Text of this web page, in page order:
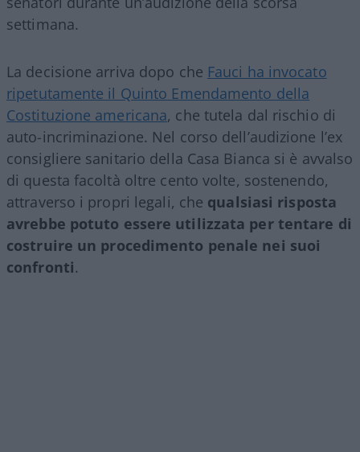
settimana.
La decisione arriva dopo che Fauci ha invocato
ripetutamente il Quinto Emendamento della
Costituzione americana, che tutela dal rischio di
auto-incriminazione. Nel corso dell’audizione l’ex
consigliere sanitario della Casa Bianca si è avvalso
di questa facoltà oltre cento volte, sostenendo,
attraverso i propri legali, che qualsiasi risposta
avrebbe potuto essere utilizzata per tentare di
costruire un procedimento penale nei suoi
confronti.